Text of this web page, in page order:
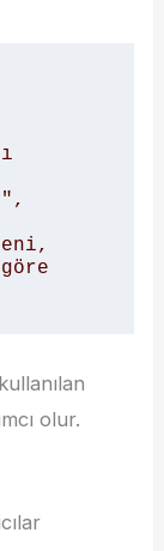
olur.